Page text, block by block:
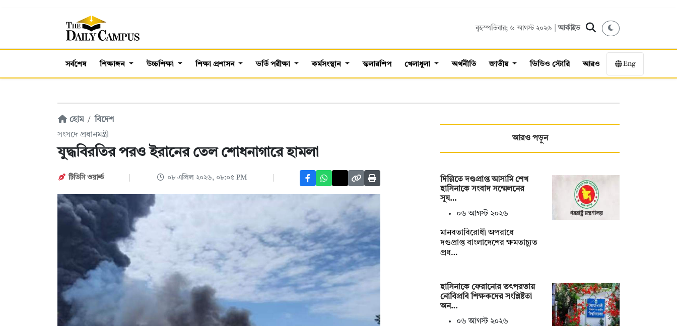
বৃহস্পতিবার; ৬ আগস্ট ২০২৬ |আর্কাইভ
সর্বশেষ শিক্ষাঙ্গন উচ্চশিক্ষা শিক্ষা প্রশাসন ভর্তি পরীক্ষা কর্মসংস্থান স্কলারশিপ খেলাধুলা অর্থনীতি জাতীয় ভিডিও স্টোরি আরও Eng
হোম
বিদেশ
সংসদে প্রধানমন্ত্রী
যুদ্ধবিরতির পরও ইরানের তেল শোধনাগারে হামলা
টিডিসি ‍ওয়ার্ল্ড ০৮ এপ্রিল ২০২৬, ০৮:০৫ PM
আরও পড়ুন
দিল্লিতে দণ্ডপ্রাপ্ত আসামি শেখ
হাসিনাকে সংবাদ সম্মেলনের
সুয…
০৬ আগস্ট ২০২৬
মানবতাবিরোধী অপরাধে
দণ্ডপ্রাপ্ত বাংলাদেশের ক্ষমতাচ্যুত
প্রধ…
হাসিনাকে ফেরানোর তৎপরতায়
নোবিপ্রবি শিক্ষকদের সংশ্লিষ্টতা
অন…
০৬ আগস্ট ২০২৬